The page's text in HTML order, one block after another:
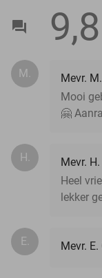
9,8
M.
Mevr.
Mooi
🤗
H.
Mevr.
Heel
lekker
E. Mevr.